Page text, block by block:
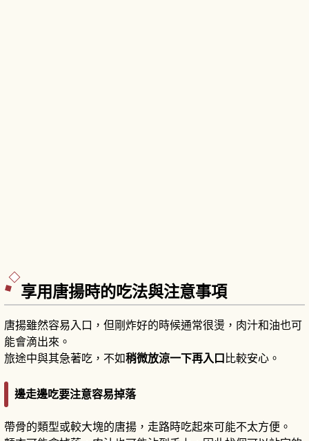
享用唐揚時的吃法與注意事項
唐揚雖然容易入口，但剛炸好的時候通常很燙，肉汁和油也可
能會滴出來。
旅途中與其急著吃，不如稍微放涼一下再入口比較安心。
邊走邊吃要注意容易掉落
帶骨的類型或較大塊的唐揚，走路時吃起來可能不太方便。